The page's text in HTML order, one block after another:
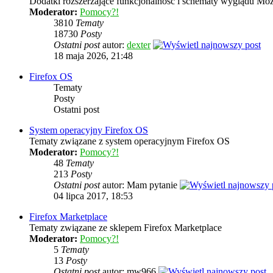
Moderator: Pomocy?!
3810 Tematy
18730 Posty
Ostatni postautor: dexter
18 maja 2026, 21:48
Firefox OS
Tematy
Posty
Ostatni post
System operacyjny Firefox OS
Tematy związane z system operacyjnym Firefox OS
Moderator: Pomocy?!
48 Tematy
213 Posty
Ostatni postautor: Mam pytanie
04 lipca 2017, 18:53
Firefox Marketplace
Tematy związane ze sklepem Firefox Marketplace
Moderator: Pomocy?!
5 Tematy
13 Posty